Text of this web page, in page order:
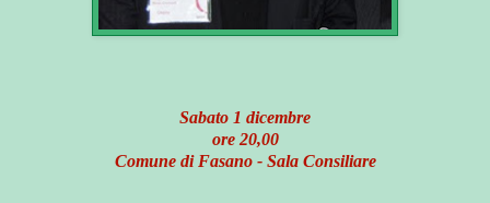
Sabato 1 dicembre
ore 20,00
Comune di Fasano - Sala Consiliare